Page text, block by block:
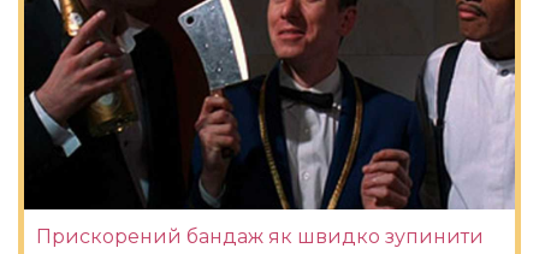
Прискорений бандаж як швидко зупинити